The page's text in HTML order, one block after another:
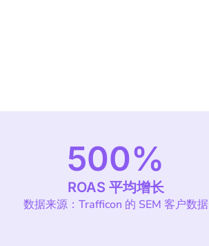
500%
ROAS 平均增长
数据来源：Trafficon 的 SEM 客户数据